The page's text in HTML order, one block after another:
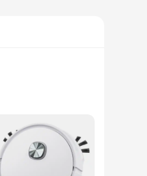
quickly and effectively
The